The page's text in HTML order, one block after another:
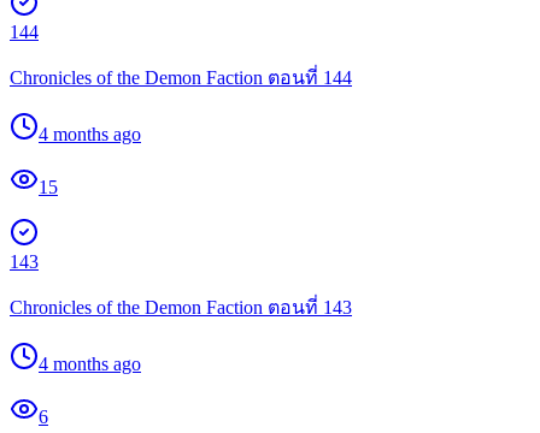
144
Chronicles of the Demon Faction ตอนที่ 144
4 months ago
15
143
Chronicles of the Demon Faction ตอนที่ 143
4 months ago
6